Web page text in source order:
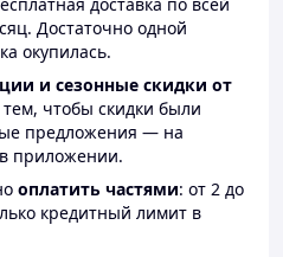
Достаточно одной
окупилась.
и сезонные скидки от
чтобы скидки были
предложения — на
приложении.
оплатить частями: от 2 до
кредитный лимит в